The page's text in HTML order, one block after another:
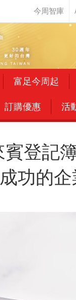
富足今周起
訂購優惠 活
登記
功的